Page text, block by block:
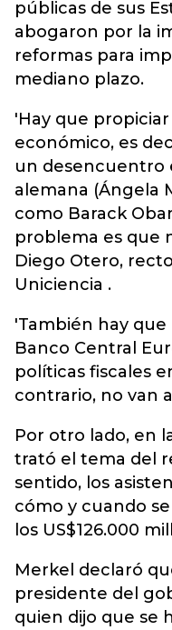
públicas de sus
abogaron por la
reformas para
mediano plazo.
'Hay que
económico, es
un desencuentro
alemana (Ángela
como Barack
problema es que
Diego Otero,
Uniciencia .
'También hay
Banco Central
políticas fiscales
contrario, no van
Por otro lado, en
trató el tema del
sentido, los
cómo y cuando
los US$126.000
Merkel declaró
presidente del
quien dijo que se